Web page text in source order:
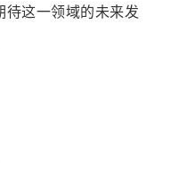
待这一领域的未来发